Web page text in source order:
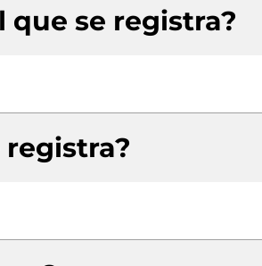
que se registra?
registra?